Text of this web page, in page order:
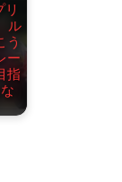
ル
う
ー
指